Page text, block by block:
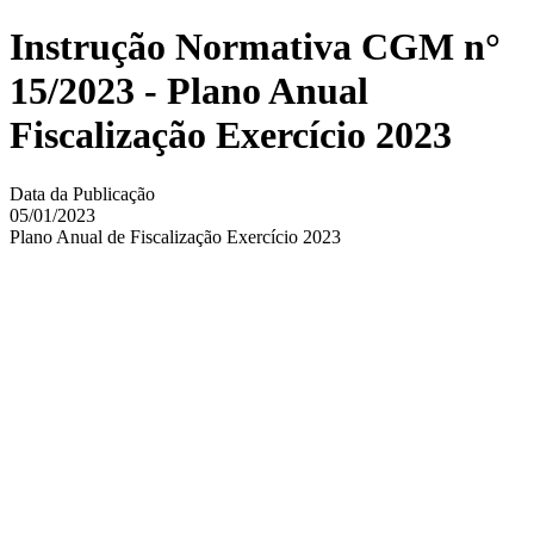
Instrução Normativa CGM n°
15/2023 - Plano Anual
Fiscalização Exercício 2023
Data da Publicação
05/01/2023
Plano Anual de Fiscalização Exercício 2023